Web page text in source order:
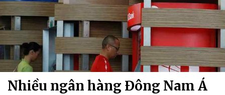
Nhiều ngân hàng Đông Nam Á